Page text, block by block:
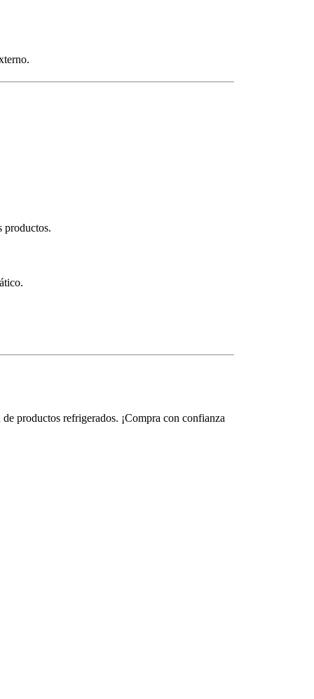
productos.
productos refrigerados. ¡Compra con confianza